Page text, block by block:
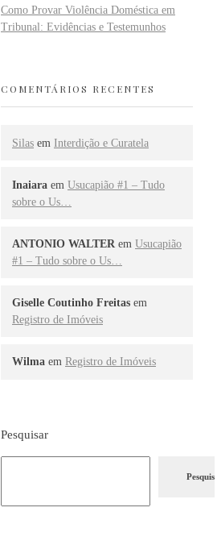
Como Provar Violência Doméstica em
Tribunal: Evidências e Testemunhos
COMENTÁRIOS RECENTES
Silas em Interdição e Curatela
Inaiara em Usucapião #1 – Tudo
sobre o Us…
ANTONIO WALTER em Usucapião
#1 – Tudo sobre o Us…
Giselle Coutinho Freitas em
Registro de Imóveis
Wilma em Registro de Imóveis
Pesquisar